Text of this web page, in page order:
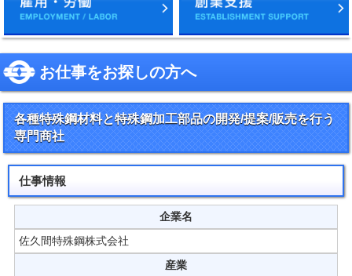
お仕事をお探しの方へ
各種特殊鋼材料と特殊鋼加工部品の開発/提案/販売を行う
専門商社
仕事情報
企業名
佐久間特殊鋼株式会社
産業